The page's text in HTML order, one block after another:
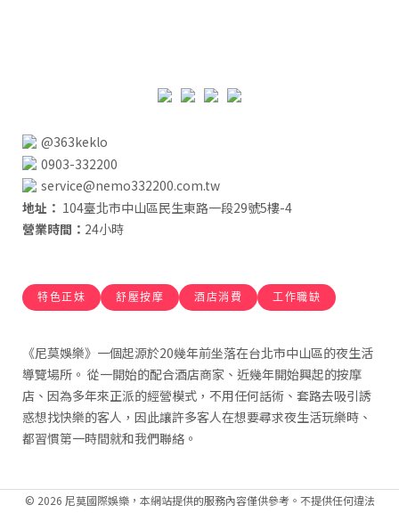
@363keklo
0903-332200
service@nemo332200.com.tw
地址： 104臺北市中山區民生東路一段29號5樓-4
營業時間： 24小時
特色正妹 舒壓按摩 酒店消費 工作職缺
《尼莫娛樂》一個起源於20幾年前坐落在台北市中山區的夜生活
導覽場所。 從一開始的配合酒店商家、近幾年開始興起的按摩
店、因為多年來正派的經營模式，不用任何話術、套路去吸引誘
惑想找快樂的客人，因此讓許多客人在想要尋求夜生活玩樂時、
都習慣第一時間就和我們聯絡。
© 2026 尼莫國際娛樂，本網站提供的服務內容僅供參考。不提供任何違法